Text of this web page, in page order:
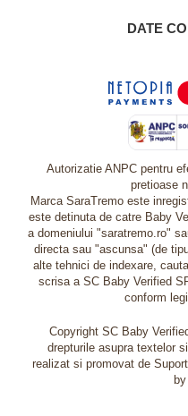
DATE
Autorizatie ANPC pentru
pretioase
Marca SaraTremo este
este detinuta de catre Baby
a domeniului "saratremo.ro"
directa sau "ascunsa" (de
alte tehnici de indexare,
scrisa a SC Baby Verified
conform
Copyright SC Baby
drepturile asupra textelor
realizat si promovat de